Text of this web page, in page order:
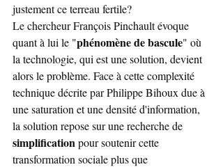
justement ce terreau fertile?
Le chercheur François Pinchault évoque
quant à lui le "phénomène de bascule" où
la technologie, qui est une solution, devient
alors le problème. Face à cette complexité
technique décrite par Philippe Bihoux due à
une saturation et une densité d'information,
la solution repose sur une recherche de
simplification pour soutenir cette
transformation sociale plus que